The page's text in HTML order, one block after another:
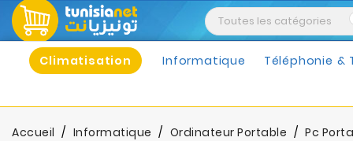
Climatisation Informatique Téléphonie &
Accueil Informatique Ordinateur Portable Pc